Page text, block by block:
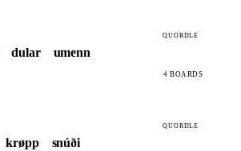
QUORDLE
dular umenn
4 BOARDS
QUORDLE
krøpp snúði